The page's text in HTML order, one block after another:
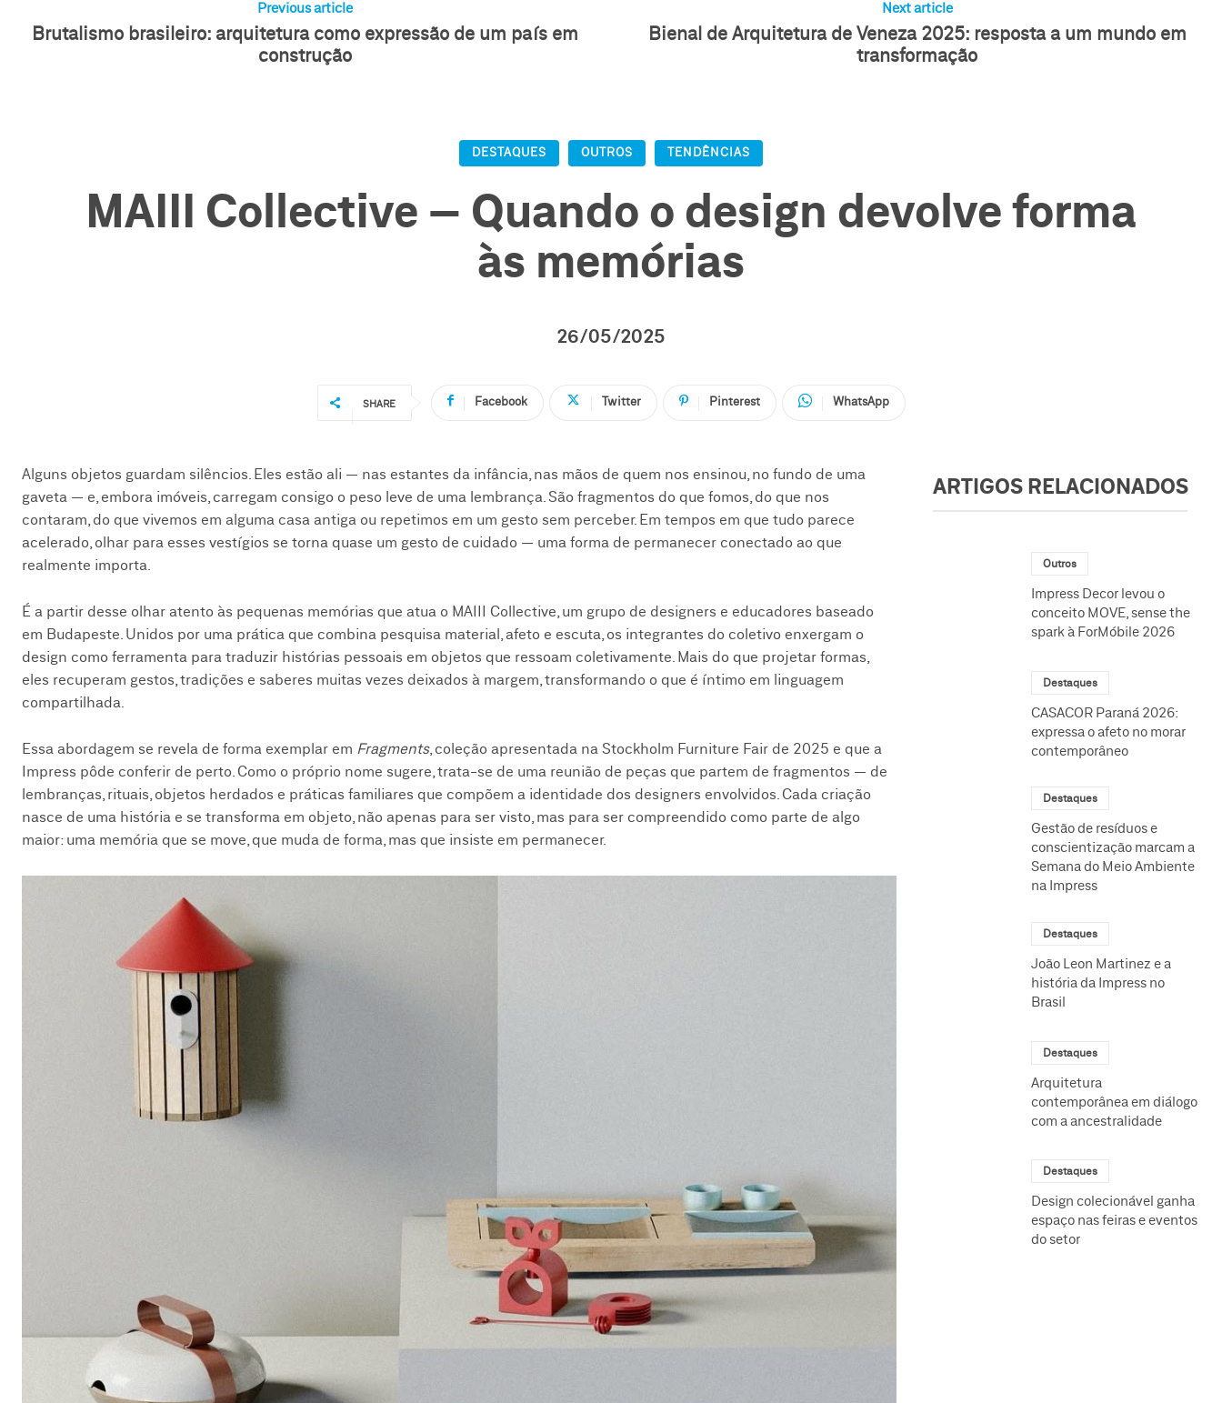
Previous article
Brutalismo brasileiro: arquitetura como expressão de um país em
construção
Next article
Bienal de Arquitetura de Veneza 2025: resposta a um mundo em
transformação
DESTAQUES OUTROS TENDÊNCIAS
MAIII Collective – Quando o design devolve forma
às memórias
26/05/2025
SHARE Facebook Twitter Pinterest WhatsApp
Alguns objetos guardam silêncios. Eles estão ali — nas estantes da infância, nas mãos de quem nos ensinou, no fundo de uma
gaveta — e, embora imóveis, carregam consigo o peso leve de uma lembrança. São fragmentos do que fomos, do que nos
contaram, do que vivemos em alguma casa antiga ou repetimos em um gesto sem perceber. Em tempos em que tudo parece
acelerado, olhar para esses vestígios se torna quase um gesto de cuidado — uma forma de permanecer conectado ao que
realmente importa.
É a partir desse olhar atento às pequenas memórias que atua o MAIII Collective, um grupo de designers e educadores baseado
em Budapeste. Unidos por uma prática que combina pesquisa material, afeto e escuta, os integrantes do coletivo enxergam o
design como ferramenta para traduzir histórias pessoais em objetos que ressoam coletivamente. Mais do que projetar formas,
eles recuperam gestos, tradições e saberes muitas vezes deixados à margem, transformando o que é íntimo em linguagem
compartilhada.
Essa abordagem se revela de forma exemplar em Fragments, coleção apresentada na Stockholm Furniture Fair de 2025 e que a
Impress pôde conferir de perto. Como o próprio nome sugere, trata-se de uma reunião de peças que partem de fragmentos — de
lembranças, rituais, objetos herdados e práticas familiares que compõem a identidade dos designers envolvidos. Cada criação
nasce de uma história e se transforma em objeto, não apenas para ser visto, mas para ser compreendido como parte de algo
maior: uma memória que se move, que muda de forma, mas que insiste em permanecer.
ARTIGOS RELACIONADOS
Outros
Impress Decor levou o
conceito MOVE, sense the
spark à ForMóbile 2026
Destaques
CASACOR Paraná 2026:
expressa o afeto no morar
contemporâneo
Destaques
Gestão de resíduos e
conscientização marcam a
Semana do Meio Ambiente
na Impress
Destaques
João Leon Martinez e a
história da Impress no
Brasil
Destaques
Arquitetura
contemporânea em diálogo
com a ancestralidade
Destaques
Design colecionável ganha
espaço nas feiras e eventos
do setor